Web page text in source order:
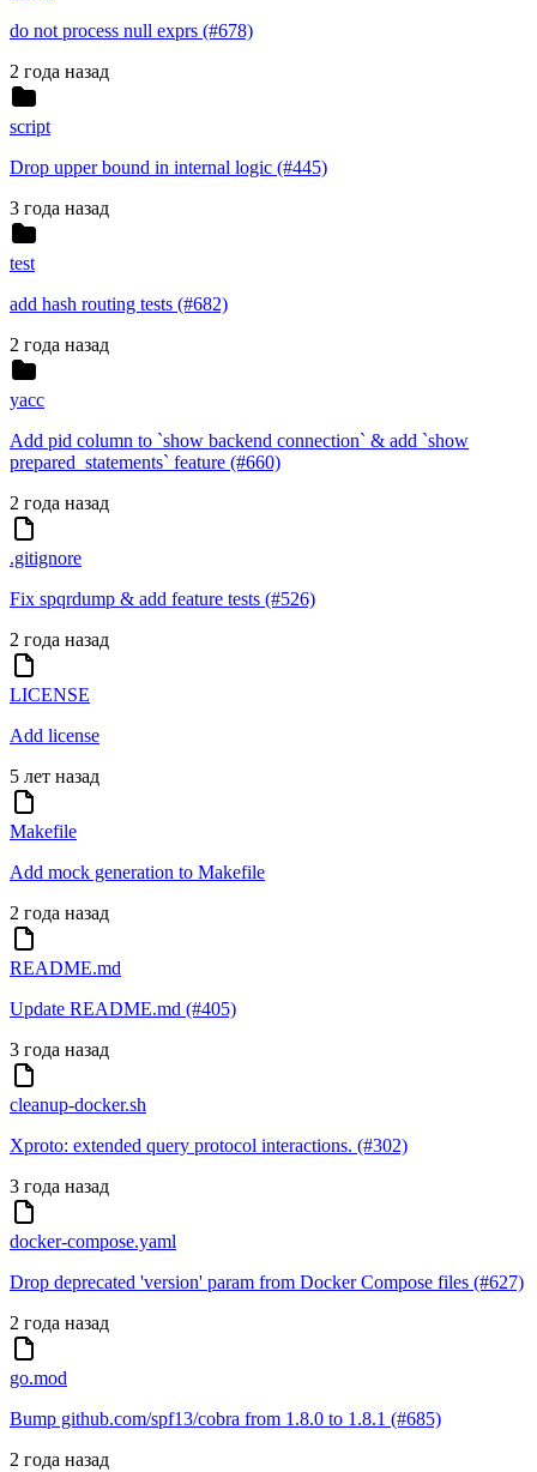
do not process null exprs (#678)
2 года назад
script
Drop upper bound in internal logic (#445)
3 года назад
test
add hash routing tests (#682)
2 года назад
yacc
Add pid column to `show backend connection` & add `show
prepared_statements` feature (#660)
2 года назад
.gitignore
Fix spqrdump & add feature tests (#526)
2 года назад
LICENSE
Add license
5 лет назад
Makefile
Add mock generation to Makefile
2 года назад
README.md
Update README.md (#405)
3 года назад
cleanup-docker.sh
Xproto: extended query protocol interactions. (#302)
3 года назад
docker-compose.yaml
Drop deprecated 'version' param from Docker Compose files (#627)
2 года назад
go.mod
Bump github.com/spf13/cobra from 1.8.0 to 1.8.1 (#685)
2 года назад